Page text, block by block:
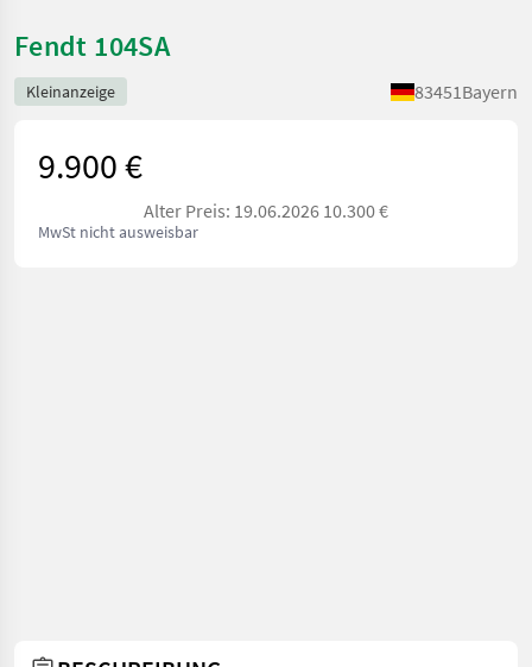
Fendt 104SA
Kleinanzeige 83451Bayern
9.900 €
Alter Preis: 19.06.2026 10.300 €
MwSt nicht ausweisbar